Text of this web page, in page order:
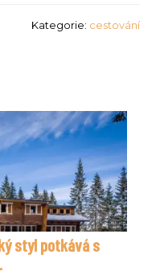
Kategorie: cestování
styl potkává s